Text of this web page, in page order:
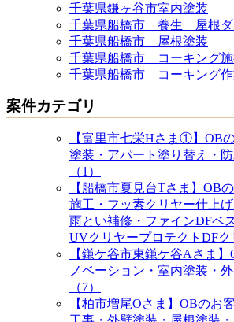
千葉県鎌ヶ谷市室内塗装
千葉県船橋市 養生 屋根ダ
千葉県船橋市 屋根塗装
千葉県船橋市 コーキング
千葉県船橋市 コーキング
案件カテゴリ
【富里市七栄Hさま①】OB
塗装・アパート塗り替え・
（1）
【船橋市夏見台Tさま】OB
施工・フッ素クリヤー仕上
雨とい補修・ファインDFベ
UVクリヤープロテクトDFク
【鎌ケ谷市東鎌ケ谷Aさま
ノベーション・室内塗装・
（7）
【柏市増尾Oさま】OBのお